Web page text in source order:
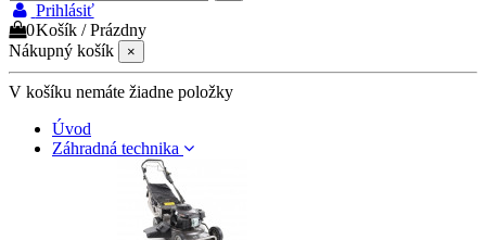
Prihlásiť
0Košík /Prázdny
Nákupný košík
×
V košíku nemáte žiadne položky
Úvod
Záhradná technika